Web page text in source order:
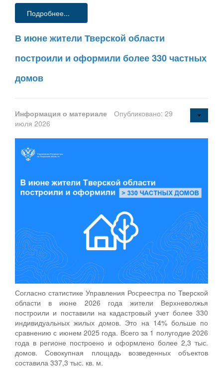
Подробнее...
В июне жители Тверской области
построили и оформили более 330 частных
домов
Информация о материале
Опубликовано: 29
июля 2026
Согласно статистике Управления Росреестра по Тверской
области в июне 2026 года жители Верхневолжья
построили и поставили на кадастровый учет более 330
индивидуальных жилых домов. Это на 14% больше по
сравнению с июнем 2025 года. Всего за 1 полугодие 2026
года в регионе построено и оформлено более 2,3 тыс.
домов. Совокупная площадь возведенных объектов
составила 337,3 тыс. кв. м.